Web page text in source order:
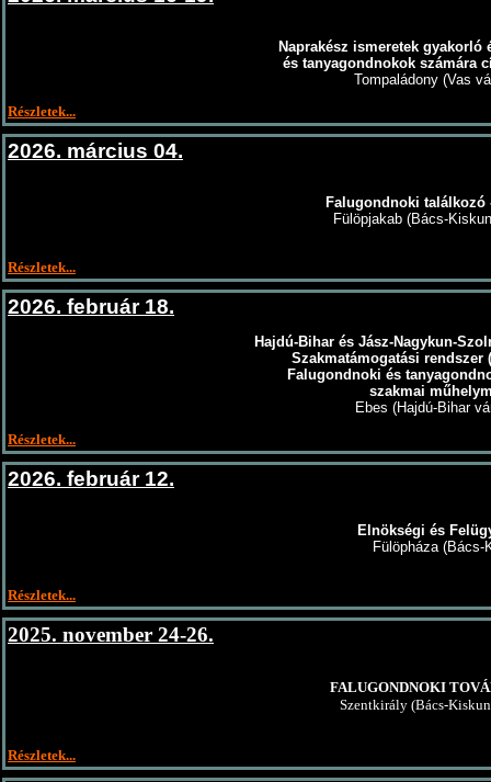
Naprakész ismeretek gyakorló
és tanyagondnokok számára
Tompaládony (Vas
Részletek...
2026. március 04.
Falugondnoki találkozó
Fülöpjakab (Bács-
Részletek...
2026. február 18.
Hajdú-Bihar és Jász-Nagykun-
Szakmatámogatási rendszer
Falugondnoki és
szakmai
Ebes (Hajdú-Bihar
Részletek...
2026. február 12.
Elnökségi és
Fülöpháza (Bács-
Részletek...
2025. november 24-26.
FALUGONDNOKI
Szentkirály (Bács-
Részletek...